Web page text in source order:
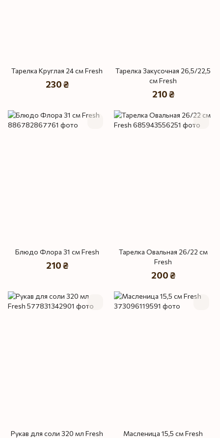
Тарелка Круглая 24 см Fresh
230 ₴
Тарелка Закусочная 26,5/22,5
см Fresh
210 ₴
Блюдо Флора 31 см Fresh
210 ₴
Тарелка Овальная 26/22 см
Fresh
200 ₴
Рукав для соли 320 мл Fresh Масленица 15,5 см Fresh